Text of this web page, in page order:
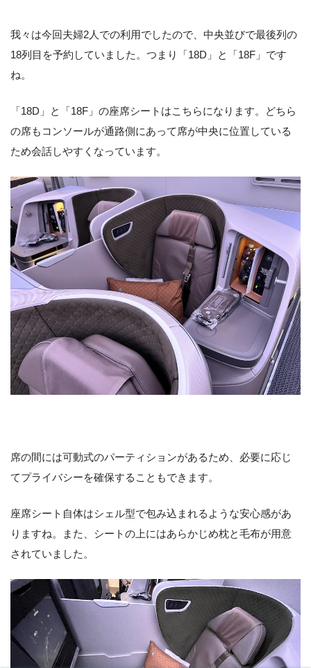
我々は今回夫婦2人での利用でしたので、中央並びで最後列の
18列目を予約していました。つまり「18D」と「18F」です
ね。
「18D」と「18F」の座席シートはこちらになります。どちら
の席もコンソールが通路側にあって席が中央に位置している
ため会話しやすくなっています。
席の間には可動式のパーティションがあるため、必要に応じ
てプライバシーを確保することもできます。
座席シート自体はシェル型で包み込まれるような安心感があ
りますね。また、シートの上にはあらかじめ枕と毛布が用意
されていました。